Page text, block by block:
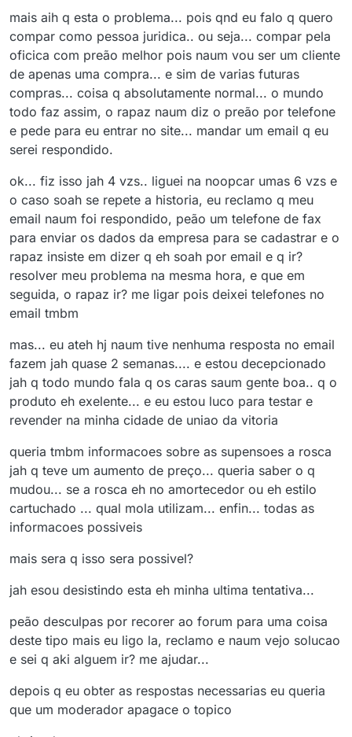
mais aih q esta o problema... pois qnd eu falo q quero
compar como pessoa juridica.. ou seja... compar pela
oficica com preão melhor pois naum vou ser um cliente
de apenas uma compra... e sim de varias futuras
compras... coisa q absolutamente normal... o mundo
todo faz assim, o rapaz naum diz o preão por telefone
e pede para eu entrar no site... mandar um email q eu
serei respondido.
ok... fiz isso jah 4 vzs.. liguei na noopcar umas 6 vzs e
o caso soah se repete a historia, eu reclamo q meu
email naum foi respondido, peão um telefone de fax
para enviar os dados da empresa para se cadastrar e o
rapaz insiste em dizer q eh soah por email e q ir?
resolver meu problema na mesma hora, e que em
seguida, o rapaz ir? me ligar pois deixei telefones no
email tmbm
mas... eu ateh hj naum tive nenhuma resposta no email
fazem jah quase 2 semanas.... e estou decepcionado
jah q todo mundo fala q os caras saum gente boa.. q o
produto eh exelente... e eu estou luco para testar e
revender na minha cidade de uniao da vitoria
queria tmbm informacoes sobre as supensoes a rosca
jah q teve um aumento de preço... queria saber o q
mudou... se a rosca eh no amortecedor ou eh estilo
cartuchado ... qual mola utilizam... enfin... todas as
informacoes possiveis
mais sera q isso sera possivel?
jah esou desistindo esta eh minha ultima tentativa...
peão desculpas por recorer ao forum para uma coisa
deste tipo mais eu ligo la, reclamo e naum vejo solucao
e sei q aki alguem ir? me ajudar...
depois q eu obter as respostas necessarias eu queria
que um moderador apagace o topico